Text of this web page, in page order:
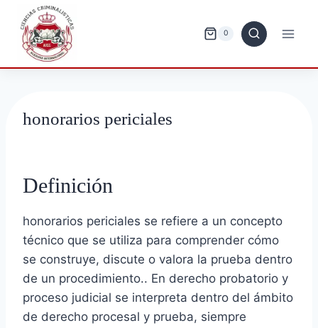
Saltar
contenido
0
honorarios periciales
Definición
honorarios periciales se refiere a un concepto
técnico que se utiliza para comprender cómo
se construye, discute o valora la prueba dentro
de un procedimiento.. En derecho probatorio y
proceso judicial se interpreta dentro del ámbito
de derecho procesal y prueba, siempre